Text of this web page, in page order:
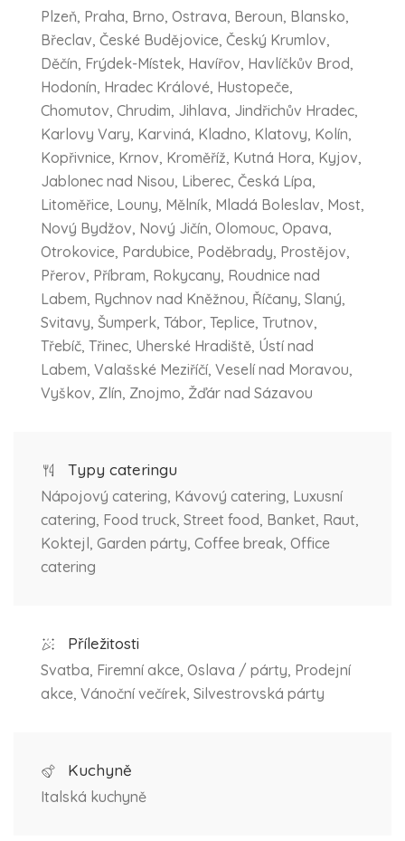
Plzeň, Praha, Brno, Ostrava, Beroun, Blansko,
Břeclav, České Budějovice, Český Krumlov,
Děčín, Frýdek-Místek, Havířov, Havlíčkův Brod,
Hodonín, Hradec Králové, Hustopeče,
Chomutov, Chrudim, Jihlava, Jindřichův Hradec,
Karlovy Vary, Karviná, Kladno, Klatovy, Kolín,
Kopřivnice, Krnov, Kroměříž, Kutná Hora, Kyjov,
Jablonec nad Nisou, Liberec, Česká Lípa,
Litoměřice, Louny, Mělník, Mladá Boleslav, Most,
Nový Bydžov, Nový Jičín, Olomouc, Opava,
Otrokovice, Pardubice, Poděbrady, Prostějov,
Přerov, Příbram, Rokycany, Roudnice nad
Labem, Rychnov nad Kněžnou, Říčany, Slaný,
Svitavy, Šumperk, Tábor, Teplice, Trutnov,
Třebíč, Třinec, Uherské Hradiště, Ústí nad
Labem, Valašské Meziříčí, Veselí nad Moravou,
Vyškov, Zlín, Znojmo, Žďár nad Sázavou
Typy cateringu
Nápojový catering, Kávový catering, Luxusní
catering, Food truck, Street food, Banket, Raut,
Koktejl, Garden párty, Coffee break, Office
catering
Příležitosti
Svatba, Firemní akce, Oslava / párty, Prodejní
akce, Vánoční večírek, Silvestrovská párty
Kuchyně
Italská kuchyně